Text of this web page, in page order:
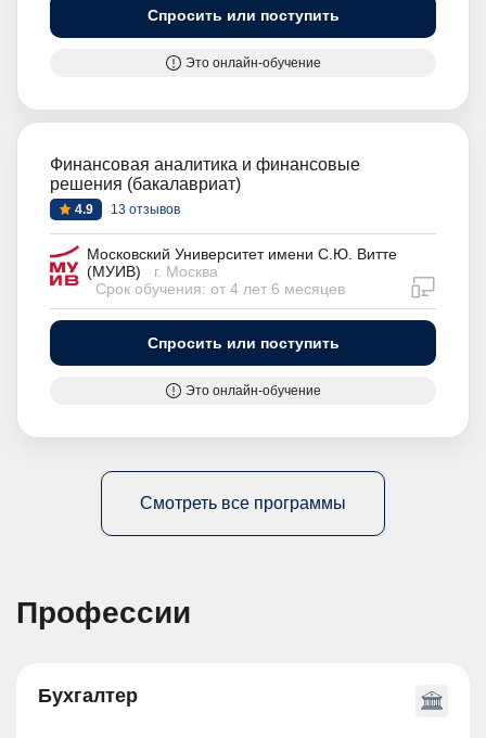
Спросить или поступить
Это онлайн-обучение
Финансовая аналитика и финансовые
решения (бакалавриат)
4.9 13 отзывов
Московский Университет имени С.Ю. Витте
(МУИВ)
г. Москва
Срок обучения: от 4 лет 6 месяцев
Спросить или поступить
Это онлайн-обучение
Смотреть все программы
Профессии
Бухгалтер